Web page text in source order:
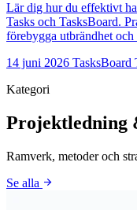
Lär dig hur du effektivt
Tasks och TasksBoard.
förebygga utbrändhet och
14 juni 2026 TasksBoard
Kategori
Projektledning
Ramverk, metoder och
Se alla arrow_forward